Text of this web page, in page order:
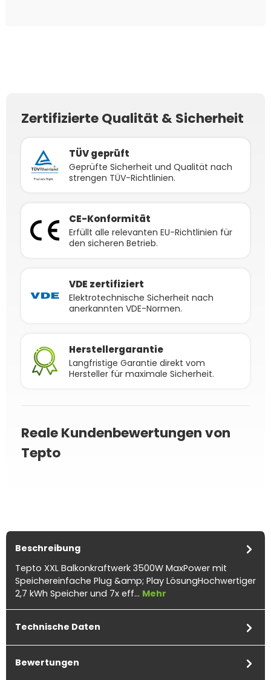
Zertifizierte Qualität & Sicherheit
TÜV geprüft
Geprüfte Sicherheit und Qualität nach
strengen TÜV-Richtlinien.
CE-Konformität
Erfüllt alle relevanten EU-Richtlinien für
den sicheren Betrieb.
VDE zertifiziert
Elektrotechnische Sicherheit nach
anerkannten VDE-Normen.
Herstellergarantie
Langfristige Garantie direkt vom
Hersteller für maximale Sicherheit.
Reale Kundenbewertungen von
Tepto
Beschreibung
Tepto XXL Balkonkraftwerk 3500W MaxPower mit
Speichereinfache Plug &amp; Play LösungHochwertiger
2,7 kWh Speicher und 7x eff… Mehr
Technische Daten
Bewertungen